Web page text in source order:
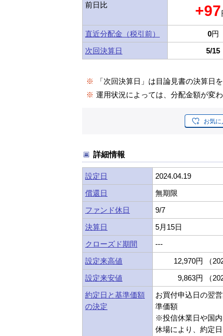
前日比 +97
直近分配金（税引前） 0円
次回決算日
5/15
※
「次回決算日」は目論見書の決算日
※ 運用状況によっては、分配金額が変
お気
詳細情報
設定日
2024.04.19
償還日
無期限
ファンド休日
9/7
決算日
5月15日
クローズド期間
---
設定来高値
12,970円 （
設定来安値
9,863円 （
約定日と基準価額
の決定
お買付申込日の翌
準価額
※投信休業日や国
休場により、約定